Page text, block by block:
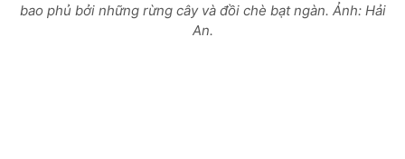
bao phủ bởi những rừng cây và đồi chè bạt ngàn. Ảnh: Hải
An.